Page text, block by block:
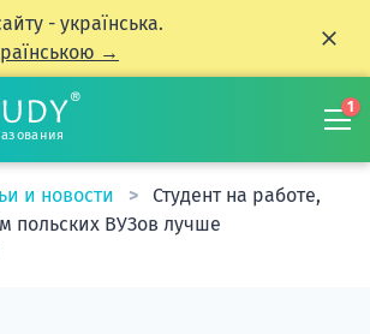
- українська.
→
1
и новости
Студент на работе,
польских ВУЗов лучше